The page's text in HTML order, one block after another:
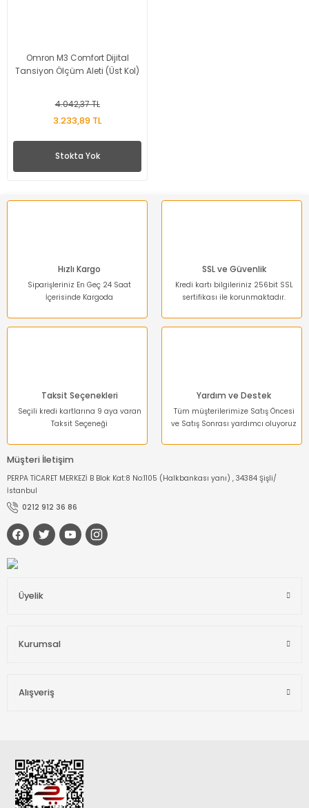
Omron M3 Comfort Dijital
Tansiyon Ölçüm Aleti (Üst Kol)
4.042,37 TL
3.233,89 TL
Stokta Yok
Hızlı Kargo
Siparişleriniz En Geç 24 Saat
İçerisinde Kargoda
SSL ve Güvenlik
Kredi kartı bilgileriniz 256bit SSL
sertifikası ile korunmaktadır.
Taksit Seçenekleri
Seçili kredi kartlarına 9 aya varan
Taksit Seçeneği
Yardım ve Destek
Tüm müşterilerimize Satış Öncesi
ve Satış Sonrası yardımcı oluyoruz
Müşteri İletişim
PERPA TİCARET MERKEZİ B Blok Kat:8 No:1105 (Halkbankası yanı) , 34384 Şişli/
İstanbul
0212 912 36 86
Üyelik
Kurumsal
Alışveriş